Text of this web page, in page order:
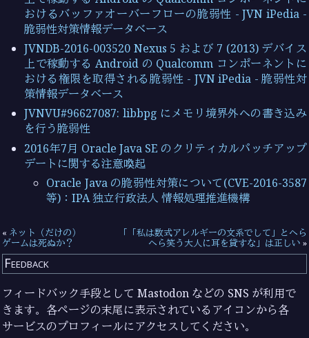
おけるバッファオーバーフローの脆弱性 - JVN iPedia -
脆弱性対策情報データベース
JVNDB-2016-003520 Nexus 5 および 7 (2013) デバイス
上で稼動する Android の Qualcomm コンポーネントに
おける権限を取得される脆弱性 - JVN iPedia - 脆弱性対
策情報データベース
JVNVU#96627087: libbpg にメモリ境界外への書き込み
を行う脆弱性
2016年7月 Oracle Java SE のクリティカルパッチアップ
デートに関する注意喚起
Oracle Java の脆弱性対策について(CVE-2016-3587
等)：IPA 独立行政法人 情報処理推進機構
« ネット（だけの）
ゲームは死ぬか？
「「私は数式アレルギーの文系でして」とへら
へら笑う大人に耳を貸すな」は正しい »
Feedback
フィードバック手段として Mastodon などの SNS が利用で
きます。各ページの末尾に表示されているアイコンから各
サービスのプロフィールにアクセスしてください。